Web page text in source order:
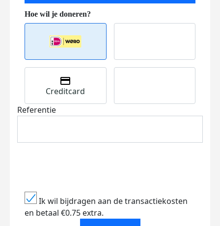
Creditcard
Referentie
Ik wil bijdragen aan de transactiekosten
en betaal €0.75 extra.